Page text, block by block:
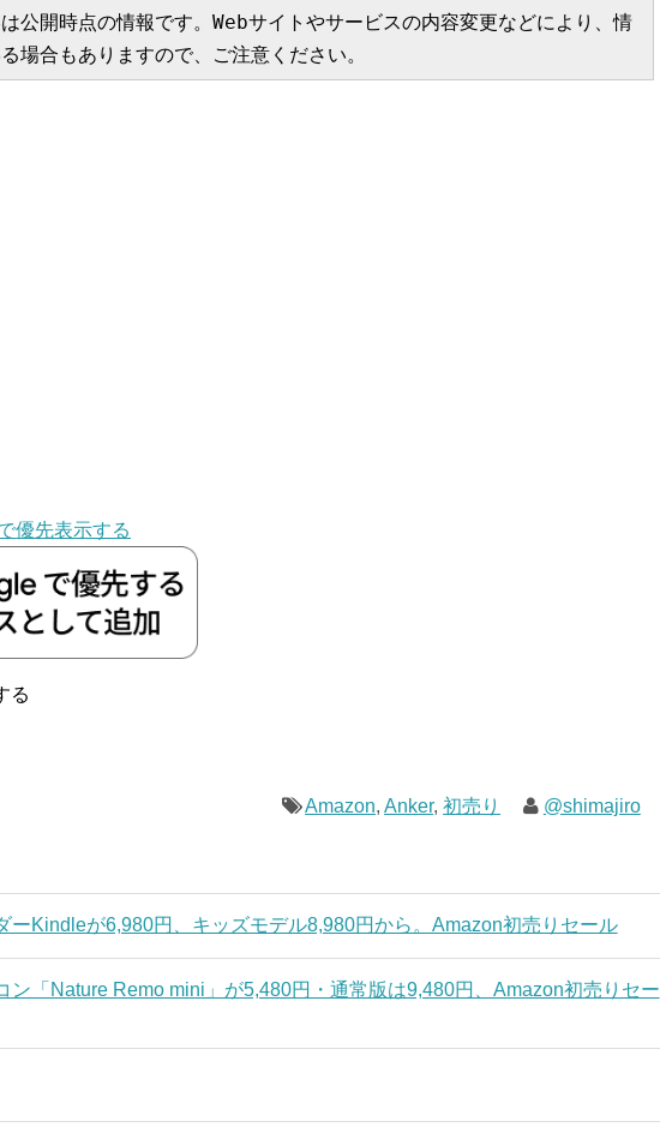
公開時点の情報です。Webサイトやサービスの内容変更などにより、情
場合もありますので、ご注意ください。
優先表示する
る
Amazon,Anker,初売り @shimajiro
ーKindleが6,980円、キッズモデル8,980円から。Amazon初売りセール
ン「Nature Remo mini」が5,480円・通常版は9,480円、Amazon初売りセー